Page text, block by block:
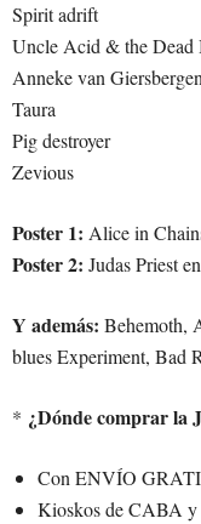
Spirit adrift
Uncle Acid & the Dead
Anneke van
Taura
Pig destroyer
Zevious
Poster 1: Alice in
Poster 2: Judas Priest
Y además: Behemoth,
blues Experiment, Bad
* ¿Dónde comprar la
Con ENVÍO
Kioskos de CABA